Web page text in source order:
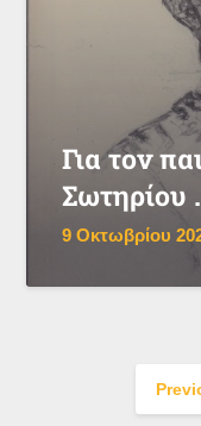
Για τον
Σωτηρίου
9 Οκτωβρίου